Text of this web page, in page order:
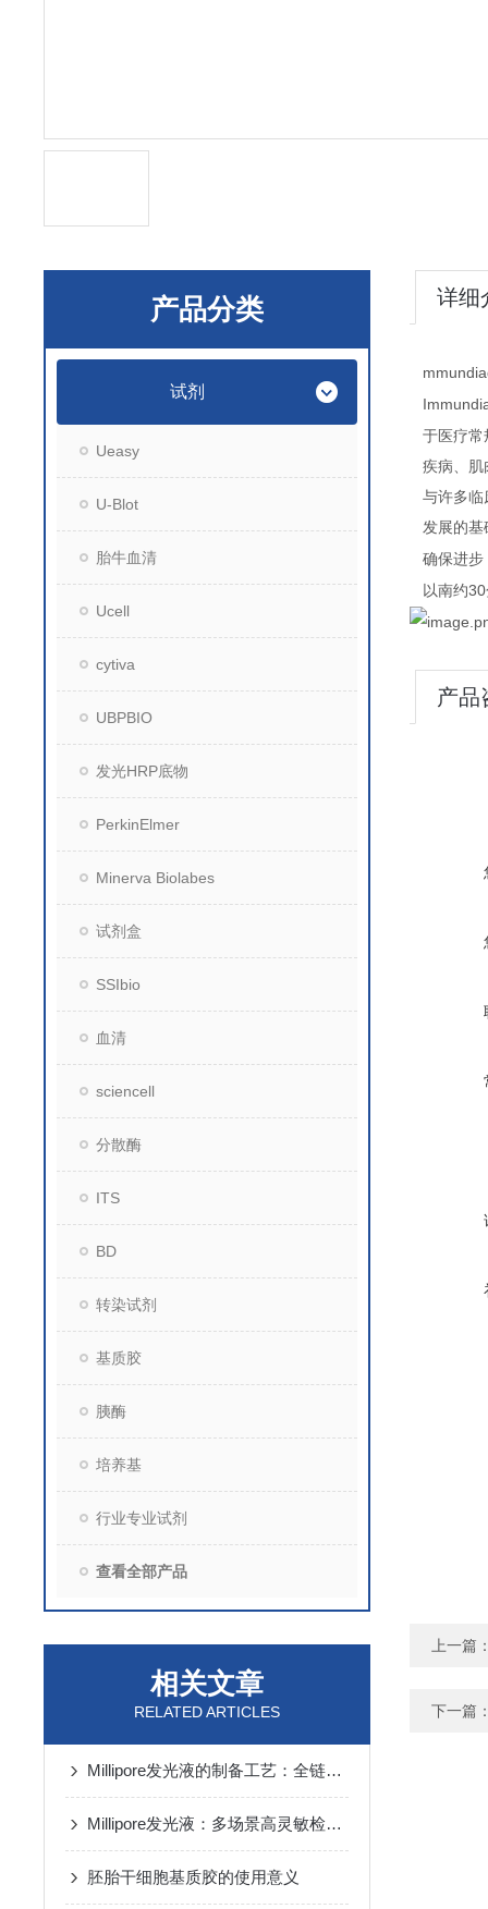
产品分类
试剂
Ueasy
U-Blot
胎牛血清
Ucell
cytiva
UBPBIO
发光HRP底物
PerkinElmer
Minerva Biolabes
试剂盒
SSIbio
血清
sciencell
分散酶
ITS
BD
转染试剂
基质胶
胰酶
培养基
行业专业试剂
查看全部产品
相关文章
RELATED ARTICLES
Millipore发光液的制备工艺：全链路质控保障检测性能稳定
Millipore发光液：多场景高灵敏检测的核心试剂支撑
胚胎干细胞基质胶的使用意义
详细
于医疗常
疾病、肌
与许多临
发展的基
确保进步
以南约30
产品
上一篇
下一篇